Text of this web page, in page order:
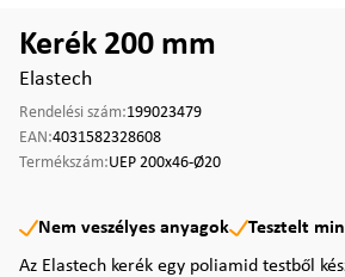
Kerék 200 mm
Elastech
Rendelési szám:199023479
EAN:4031582328608
Termékszám:UEP 200x46-Ø20
Nem veszélyes anyagok Tesztelt
Az Elastech kerék egy poliamid testből